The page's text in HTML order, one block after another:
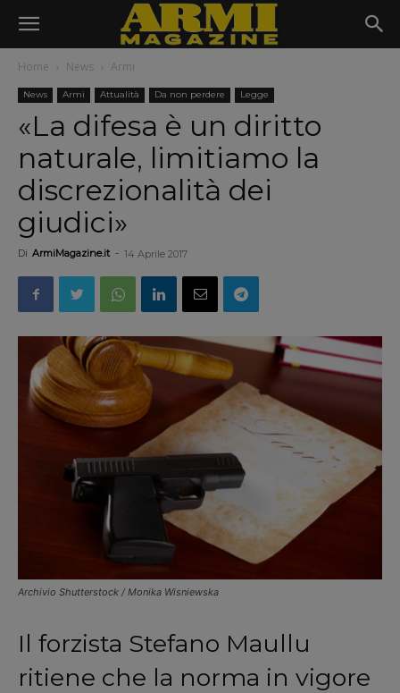
Home News Armi
News Armi Attualità Da non perdere Legge
«La difesa è un diritto
naturale, limitiamo la
discrezionalità dei
giudici»
Di ArmiMagazine.it - 14 Aprile 2017
Archivio Shutterstock / Monika Wisniewska
Il forzista Stefano Maullu
ritiene che la norma in vigore